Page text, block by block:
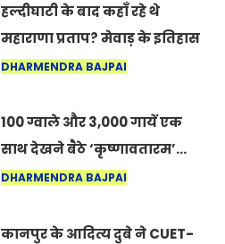
हल्दीघाटी के बाद कहाँ रहे थे
महाराणा प्रताप? मेवाड़ के इतिहास
का वह अनकहा अध्याय जो आज भी
DHARMENDRA BAJPAI
100 ग्वाले और 3,000 गायें एक
साथ देखने बैठे ‘कृष्णावतारम’…
नागपुर में दिखा ऐसा नज़ारा कि
कर सकते हैं”
DHARMENDRA BAJPAI
कानपुर के आदित्य दुबे ने CUET-